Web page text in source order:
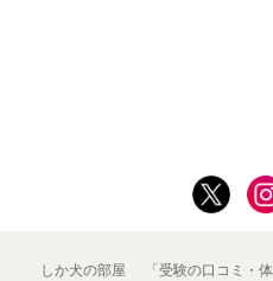
しか犬の部屋 「受験の口コミ・